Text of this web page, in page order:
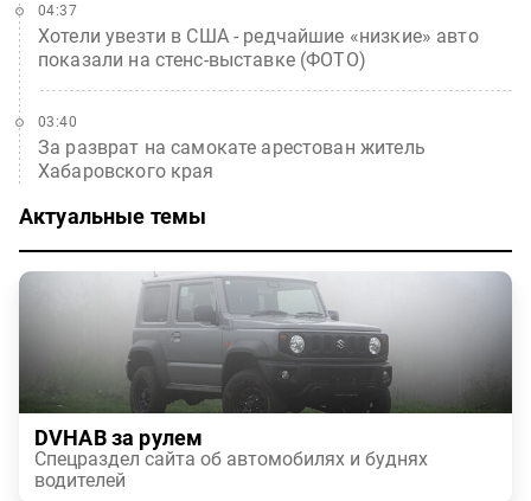
Хотели увезти в США - редчайшие «низкие» авто
показали на стенс-выставке (ФОТО)
04:37
За разврат на самокате арестован житель
Хабаровского края
03:40
Актуальные темы
DVHAB за рулем
Спецраздел сайта об автомобилях и буднях
водителей